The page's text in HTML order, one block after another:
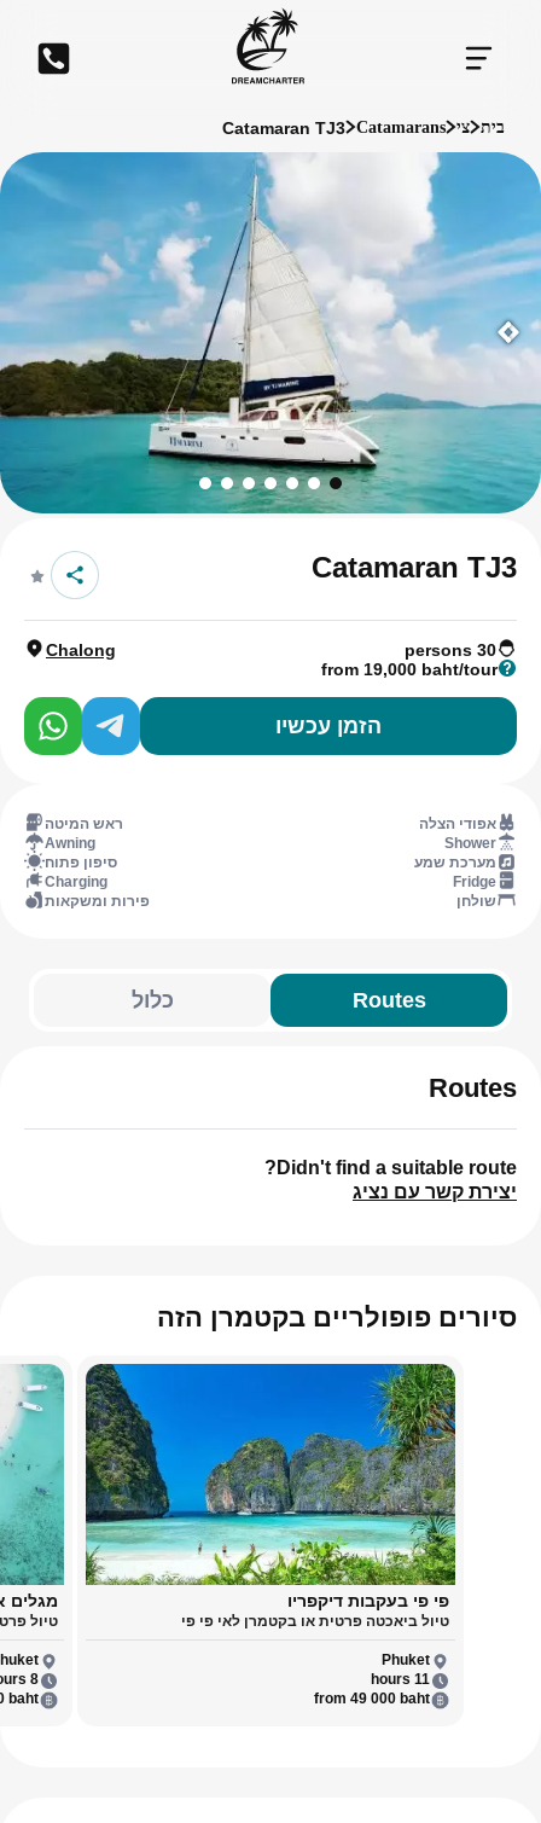
בית צי Catamarans
Catamaran TJ3
Catamaran TJ3
30 persons
Chalong
from 19,000 baht/tour
הזמן עכשיו
אפודי הצלה
ראש המיטה
Shower
Awning
מערכת שמע
סיפון פתוח
Fridge
Charging
שולחן
פירות ומשקאות
Routes כלול
Routes
Didn't find a suitable route?
יצירת קשר עם נציג
סיורים פופולריים בקטמרן הזה
פי פי בעקבות דיקפריו
טיול ביאכטה פרטית או בקטמרן לאי פי פי
Phuket
11 hours
from 49 000 baht
מגלים
טיול
8 hours
baht